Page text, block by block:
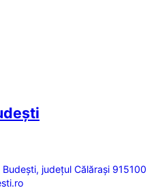
județul Călărași 915100